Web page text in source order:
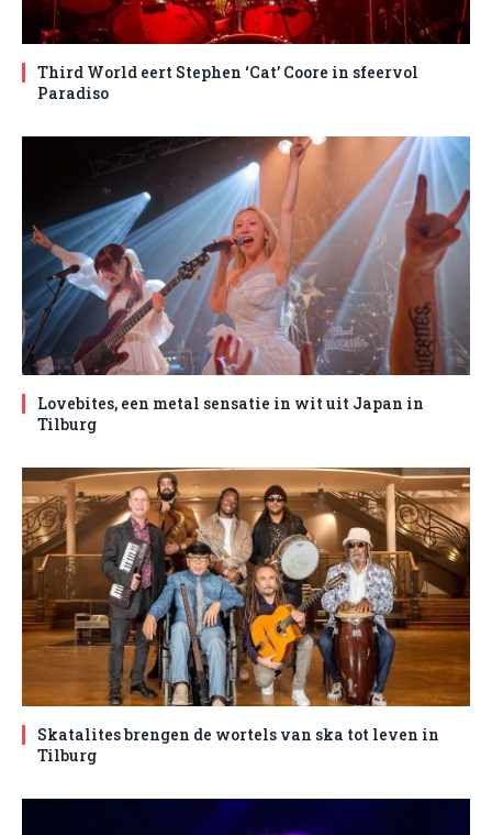
Third World eert Stephen ‘Cat’ Coore in sfeervol
Paradiso
Lovebites, een metal sensatie in wit uit Japan in
Tilburg
Skatalites brengen de wortels van ska tot leven in
Tilburg